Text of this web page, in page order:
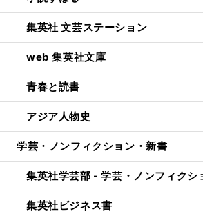
集英社 文芸ステーション
web 集英社文庫
青春と読書
アジア人物史
学芸・ノンフィクション・新書
集英社学芸部 - 学芸・ノンフィクシ
集英社ビジネス書